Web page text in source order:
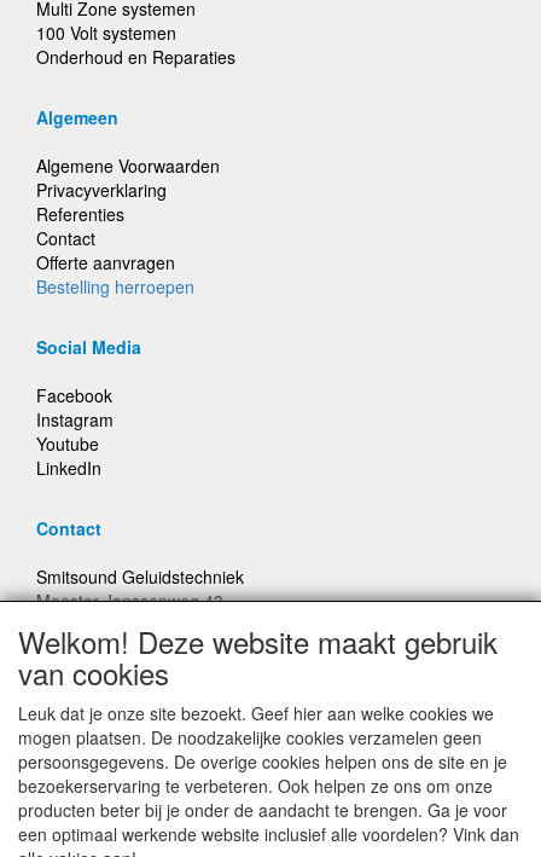
Multi Zone systemen
100 Volt systemen
Onderhoud en Reparaties
Algemeen
Algemene Voorwaarden
Privacyverklaring
Referenties
Contact
Offerte aanvragen
Bestelling herroepen
Social Media
Facebook
Instagram
Youtube
LinkedIn
Contact
Smitsound Geluidstechniek
Meester Janssenweg 43
E-mail: info@smitsound.nl
Telefoon: +31-(0)6-22256322
Bestellingen binnen Nederland, ongeacht gewicht, verstuurd
voor € 6,95
Prijzen inclusief 21% BTW, tenzij anders vermeldt
Welkom! Deze website maakt gebruik
van cookies
Leuk dat je onze site bezoekt. Geef hier aan welke cookies we
mogen plaatsen. De noodzakelijke cookies verzamelen geen
persoonsgegevens. De overige cookies helpen ons de site en je
bezoekerservaring te verbeteren. Ook helpen ze ons om onze
producten beter bij je onder de aandacht te brengen. Ga je voor
een optimaal werkende website inclusief alle voordelen? Vink dan